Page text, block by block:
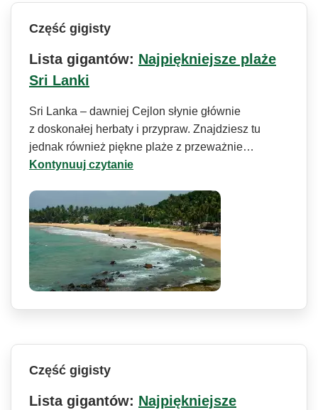
Część gigisty
Lista gigantów: Najpiękniejsze plaże
Sri Lanki
Sri Lanka – dawniej Cejlon słynie głównie
z doskonałej herbaty i przypraw. Znajdziesz tu
jednak również piękne plaże z przeważnie…
Kontynuuj czytanie
Część gigisty
Lista gigantów: Najpiękniejsze